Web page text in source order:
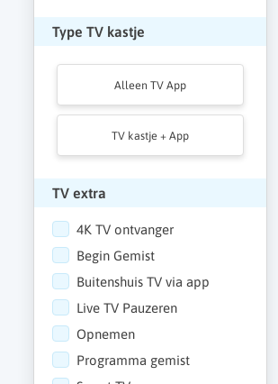
Type TV kastje
Alleen TV App
TV kastje + App
TV extra
4K TV ontvanger
Begin Gemist
Buitenshuis TV via app
Live TV Pauzeren
Opnemen
Programma gemist